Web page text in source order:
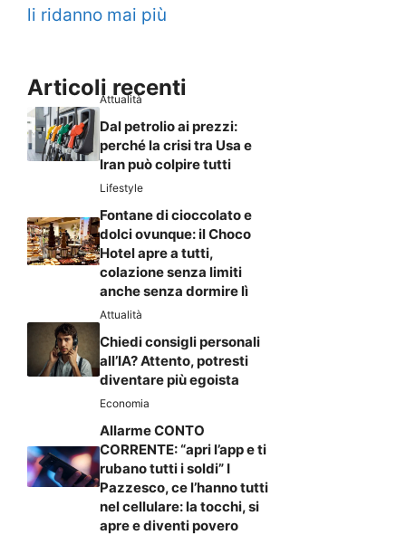
li ridanno mai più
Articoli recenti
Attualità
Dal petrolio ai prezzi:
perché la crisi tra Usa e
Iran può colpire tutti
Lifestyle
Fontane di cioccolato e
dolci ovunque: il Choco
Hotel apre a tutti,
colazione senza limiti
anche senza dormire lì
Attualità
Chiedi consigli personali
all’IA? Attento, potresti
diventare più egoista
Economia
Allarme CONTO
CORRENTE: “apri l’app e ti
rubano tutti i soldi” I
Pazzesco, ce l’hanno tutti
nel cellulare: la tocchi, si
apre e diventi povero